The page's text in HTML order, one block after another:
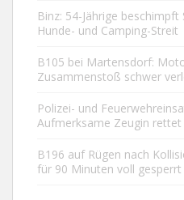
Binz: 54-Jährige
Hunde- und Camping-Streit
B105 bei Martensdorf:
Zusammenstoß schwer
Polizei- und
Aufmerksame Zeugin
B196 auf Rügen nach
für 90 Minuten voll gesperrt